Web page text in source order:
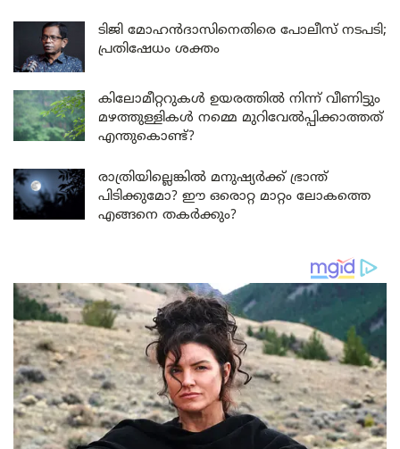
ടിജി മോഹൻദാസിനെതിരെ പോലീസ് നടപടി;
പ്രതിഷേധം ശക്തം
കിലോമീറ്ററുകൾ ഉയരത്തിൽ നിന്ന് വീണിട്ടും
മഴത്തുള്ളികൾ നമ്മെ മുറിവേൽപ്പിക്കാത്തത്
എന്തുകൊണ്ട്?
രാത്രിയില്ലെങ്കിൽ മനുഷ്യർക്ക് ഭ്രാന്ത്
പിടിക്കുമോ? ഈ ഒരൊറ്റ മാറ്റം ലോകത്തെ
എങ്ങനെ തകർക്കും?